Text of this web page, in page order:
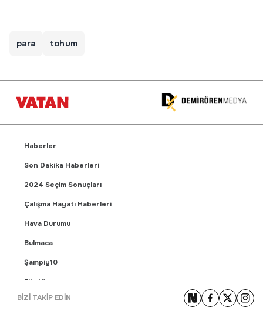
para tohum
Haberler
Son Dakika Haberleri
2024 Seçim Sonuçları
Çalışma Hayatı Haberleri
Hava Durumu
Bulmaca
Şampiy10
Fikstür
Puan Durumu
BİZİ TAKİP EDİN